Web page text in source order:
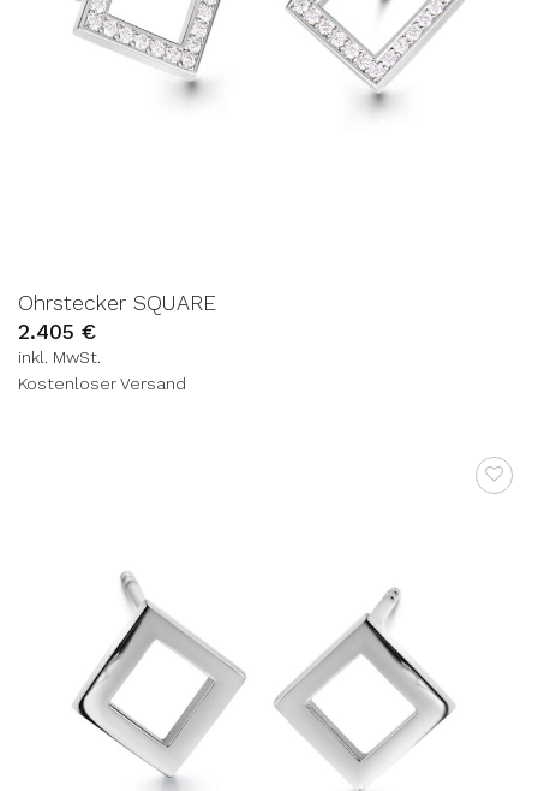
Ohrstecker SQUARE
2.405 €
inkl. MwSt.
Kostenloser Versand